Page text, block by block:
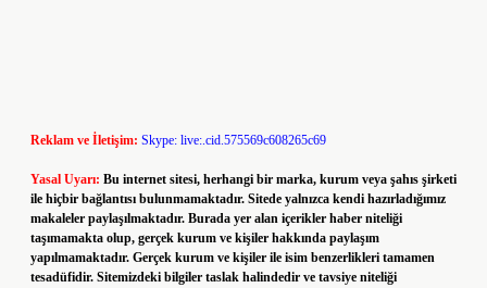
Reklam ve İletişim: Skype: live:.cid.575569c608265c69
Yasal Uyarı: Bu internet sitesi, herhangi bir marka, kurum veya şahıs şirketi
ile hiçbir bağlantısı bulunmamaktadır. Sitede yalnızca kendi hazırladığımız
makaleler paylaşılmaktadır. Burada yer alan içerikler haber niteliği
taşımamakta olup, gerçek kurum ve kişiler hakkında paylaşım
yapılmamaktadır. Gerçek kurum ve kişiler ile isim benzerlikleri tamamen
tesadüfidir. Sitemizdeki bilgiler taslak halindedir ve tavsiye niteliği